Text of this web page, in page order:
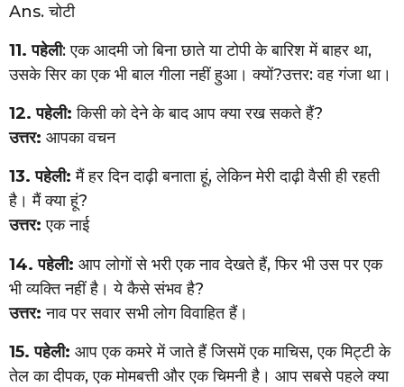
Ans. चोटी
11. पहेली: एक आदमी जो बिना छाते या टोपी के बारिश में बाहर था,
उसके सिर का एक भी बाल गीला नहीं हुआ। क्यों?उत्तर: वह गंजा था।
12. पहेली: किसी को देने के बाद आप क्या रख सकते हैं?
उत्तर: आपका वचन
13. पहेली: मैं हर दिन दाढ़ी बनाता हूं, लेकिन मेरी दाढ़ी वैसी ही रहती
है। मैं क्या हूं?
उत्तर: एक नाई
14. पहेली: आप लोगों से भरी एक नाव देखते हैं, फिर भी उस पर एक
भी व्यक्ति नहीं है। ये कैसे संभव है?
उत्तर: नाव पर सवार सभी लोग विवाहित हैं।
15. पहेली: आप एक कमरे में जाते हैं जिसमें एक माचिस, एक मिट्टी के
तेल का दीपक, एक मोमबत्ती और एक चिमनी है। आप सबसे पहले क्या